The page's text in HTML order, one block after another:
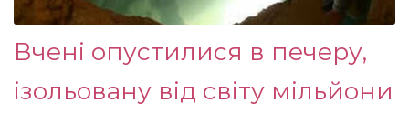
Вчені опустилися в печеру,
ізольовану від світу мільйони